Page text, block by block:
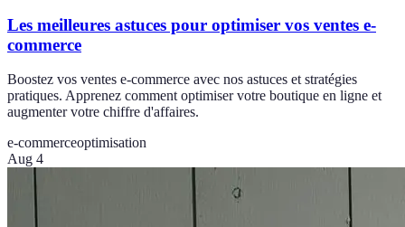
Les meilleures astuces pour optimiser vos ventes e-
commerce
Boostez vos ventes e-commerce avec nos astuces et stratégies
pratiques. Apprenez comment optimiser votre boutique en ligne et
augmenter votre chiffre d'affaires.
e-commerceoptimisation
Aug 4